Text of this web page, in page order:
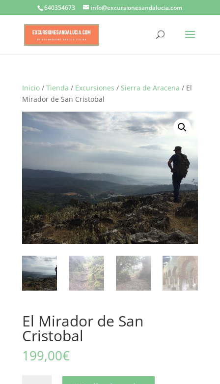
640354673 info@excursionesandalucia.com
Inicio/ Tienda / Excursiones / Sierra de Aracena / El
Mirador de San Cristobal
El Mirador de San
Cristobal
199,00€